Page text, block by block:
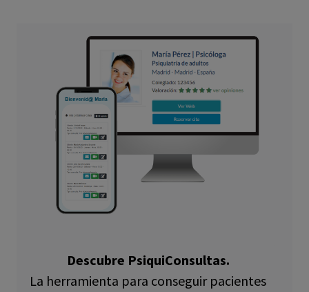
Descubre PsiquiConsultas.
La herramienta para conseguir pacientes